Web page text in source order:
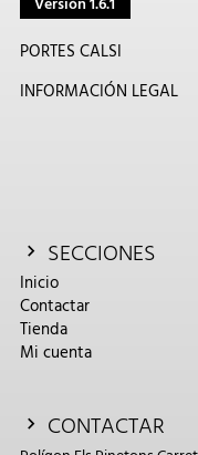
PORTES CALSI
INFORMACIÓN LEGAL
SECCIONES
Inicio
Contactar
Tienda
Mi cuenta
CONTACTAR